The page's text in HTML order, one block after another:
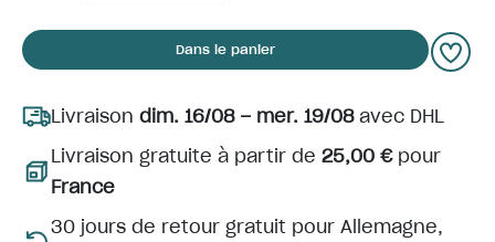
Dans le panier
Livraison dim. 16/08 – mer. 19/08avec DHL
Livraison gratuite à partir de 25,00 €pour
France
30 jours de retour gratuit pour Allemagne,